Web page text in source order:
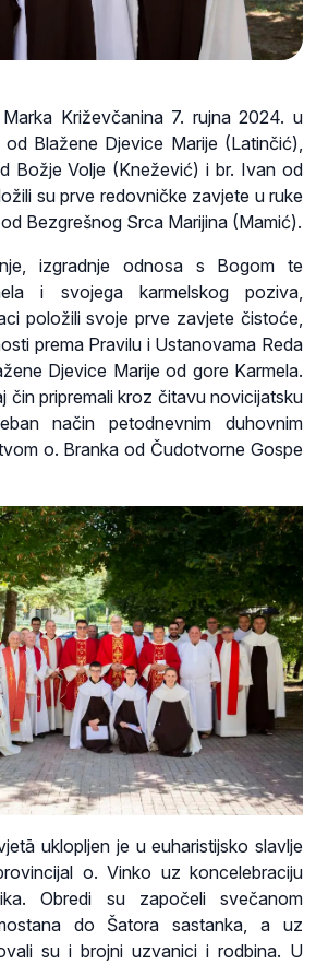
Križevčanina 7. rujna 2024. u
od Blažene Djevice Marije (Latinčić),
Božje Volje (Knežević) i br. Ivan od
su prve redovničke zavjete u ruke
Bezgrešnog Srca Marijina (Mamić).
izgradnje odnosa s Bogom te
i svojega karmelskog poziva,
položili svoje prve zavjete čistoće,
prema Pravilu i Ustanovama Reda
Djevice Marije od gore Karmela.
čin pripremali kroz čitavu novicijatsku
način petodnevnim duhovnim
o. Branka od Čudotvorne Gospe
uklopljen je u euharistijsko slavlje
o. Vinko uz koncelebraciju
Obredi su započeli svečanom
do Šatora sastanka, a uz
su i brojni uzvanici i rodbina. U